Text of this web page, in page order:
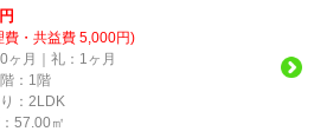
円
費・共益費 5,000円)
ヶ月｜礼：1ヶ月
：1階
：2LDK
57.00㎡